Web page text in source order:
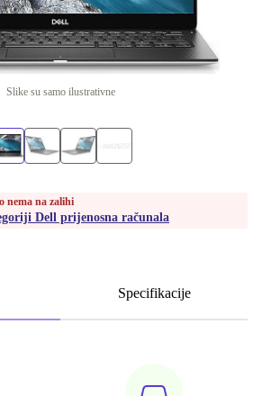
Slike su samo ilustrativne
nema na zalihi
Dell prijenosna računala
Specifikacije